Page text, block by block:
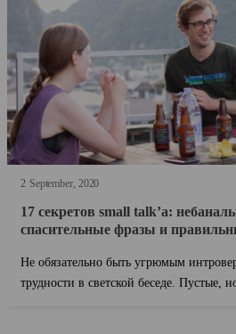
2 September 2020
17 секретов small talk’а:
спасительные фразы и
Не обязательно быть угрюмым
трудности в светской беседе. Пустые,